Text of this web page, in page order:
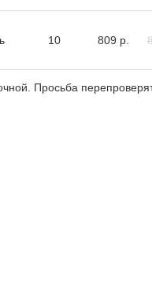
10 809 р.
Просьба